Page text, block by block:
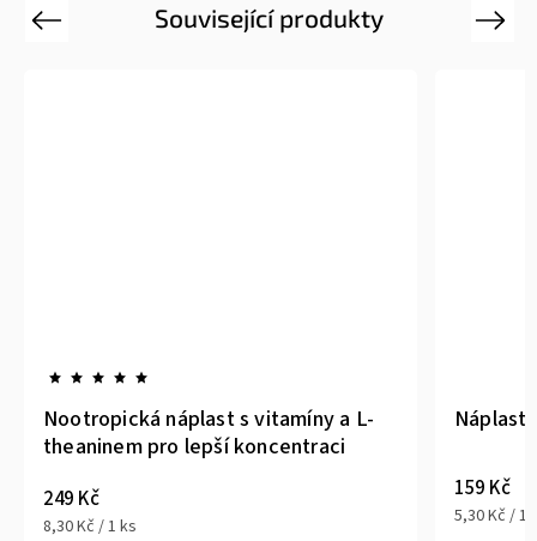
Související produkty
Previous
Nootropická náplast s vitamíny a L-
theaninem pro lepší koncentraci
249 Kč
8,30 Kč / 1 ks
Náplast
159 Kč
5,30 Kč / 1
Next